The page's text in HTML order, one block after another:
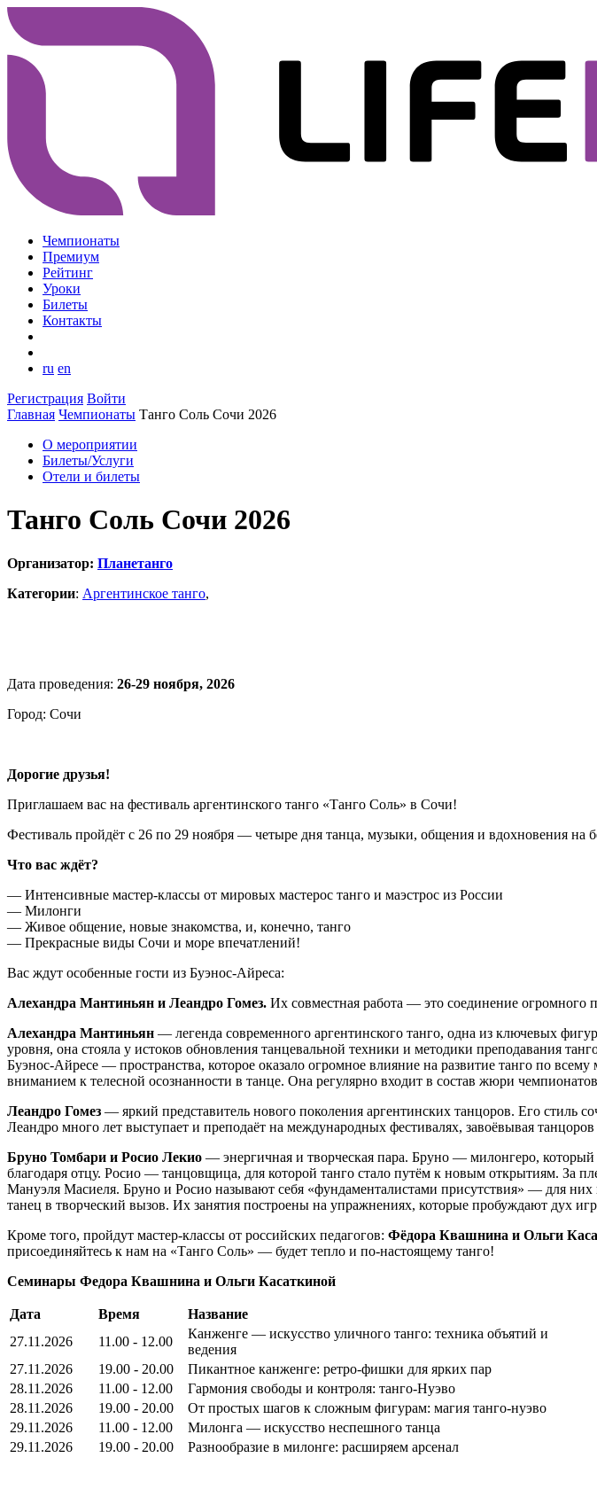
Чемпионаты
Премиум
Рейтинг
Уроки
Билеты
Контакты
ru en
Регистрация Войти
Главная Чемпионаты Танго Соль Сочи 2026
О мероприятии
Билеты/Услуги
Отели и билеты
Танго Соль Сочи 2026
Организатор: Планетанго
Категории: Аргентинское танго,
Дата проведения: 26-29 ноября, 2026
Город: Сочи
Дорогие друзья!
Приглашаем вас на фестиваль аргентинского танго «Танго Соль» в Сочи!
Фестиваль пройдёт с 26 по 29 ноября — четыре дня танца, музыки, общения и вдохновения на
Что вас ждёт?
— Интенсивные мастер-классы от мировых мастерос танго и маэстрос из России
— Милонги
— Живое общение, новые знакомства, и, конечно, танго
— Прекрасные виды Сочи и море впечатлений!
Вас ждут особенные гости из Буэнос-Айреса:
Алехандра Мантиньян и Леандро Гомез. Их совместная работа — это соединение огромного
Алехандра Мантиньян — легенда современного аргентинского танго, одна из ключевых
уровня, она стояла у истоков обновления танцевальной техники и методики преподавания
Буэнос‑Айресе — пространства, которое оказало огромное влияние на развитие танго по
вниманием к телесной осознанности в танце. Она регулярно входит в состав жюри
Леандро Гомез — яркий представитель нового поколения аргентинских танцоров. Его стиль
Леандро много лет выступает и преподаёт на международных фестивалях, завоёвывая
Бруно Томбари и Росио Лекио — энергичная и творческая пара. Бруно — милонгеро,
благодаря отцу. Росио — танцовщица, для которой танго стало путём к новым открытиям. За
Мануэля Масиеля. Бруно и Росио называют себя «фундаменталистами присутствия» — для
танец в творческий вызов. Их занятия построены на упражнениях, которые пробуждают дух
Кроме того, пройдут мастер-классы от российских педагогов: Фёдора Квашнина и Ольги
присоединяйтесь к нам на «Танго Соль» — будет тепло и по-настоящему танго!
Семинары Федора Квашнина и Ольги Касаткиной
Дата Время
Название
27.11.2026
11.00 - 12.00
Канженге — искусство уличного танго: техника объятий и
ведения
27.11.2026
19.00 - 20.00
Пикантное канженге: ретро‑фишки для ярких пар
28.11.2026
11.00 - 12.00
Гармония свободы и контроля: танго‑Нуэво
28.11.2026
19.00 - 20.00
От простых шагов к сложным фигурам: магия танго‑нуэво
29.11.2026
11.00 - 12.00
Милонга — искусство неспешного танца
29.11.2026
19.00 - 20.00 Разнообразие в милонге: расширяем арсенал